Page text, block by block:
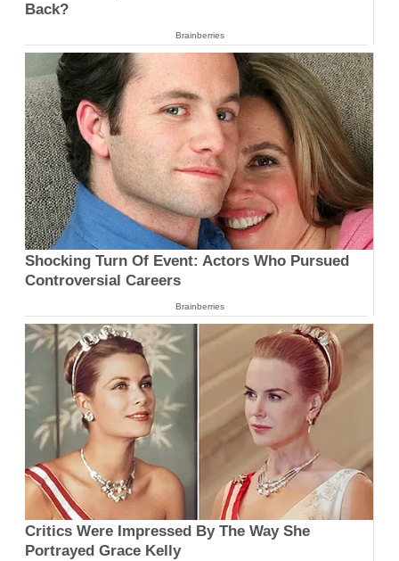
Back?
Brainberries
Shocking Turn Of Event: Actors Who Pursued
Controversial Careers
Brainberries
Critics Were Impressed By The Way She
Portrayed Grace Kelly